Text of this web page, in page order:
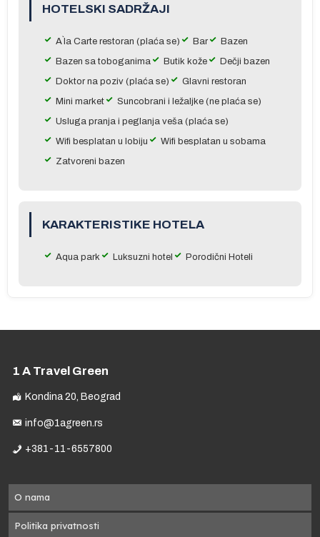
HOTELSKI SADRŽAJI
A`la Carte restoran (plaća se) Bar
Bazen
Bazen sa toboganima
Butik kože
Dečji bazen
Doktor na poziv (plaća se)
Glavni restoran
Mini market
Suncobrani i ležaljke (ne plaća se)
Usluga pranja i peglanja veša (plaća se)
Wifi besplatan u lobiju
Wifi besplatan u sobama
Zatvoreni bazen
KARAKTERISTIKE HOTELA
Aqua park Luksuzni hotel Porodični Hoteli
1 A Travel Green
Kondina 20, Beograd
info@1agreen.rs
+381-11-6557800
O nama
Politika privatnosti